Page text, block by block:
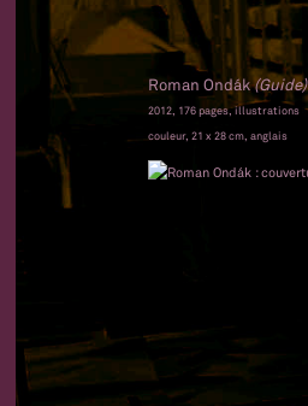
Roman Ondák(Guide)
2012, 176 pages, illustrations
couleur, 21 x 28 cm, anglais